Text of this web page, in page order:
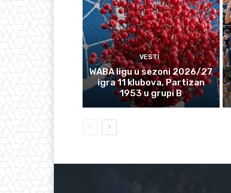
VESTI
WABA ligu u sezoni 2026/27
igra 11 klubova, Partizan
1953 u grupi B